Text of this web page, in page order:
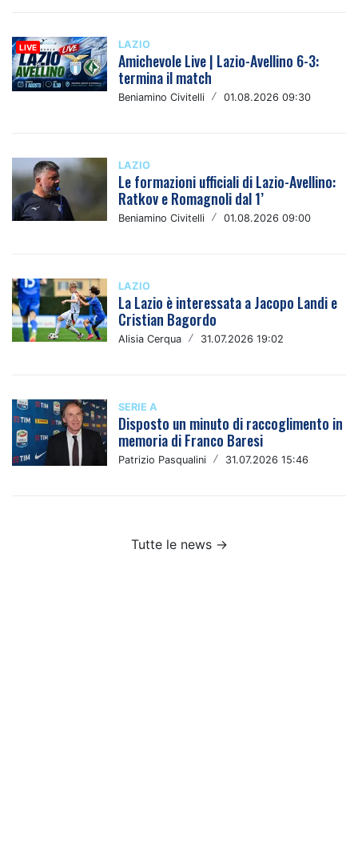
LAZIO
Amichevole Live | Lazio-Avellino 6-3:
termina il match
Beniamino Civitelli / 01.08.2026 09:30
LAZIO
Le formazioni ufficiali di Lazio-Avellino:
Ratkov e Romagnoli dal 1’
Beniamino Civitelli / 01.08.2026 09:00
LAZIO
La Lazio è interessata a Jacopo Landi e
Cristian Bagordo
Alisia Cerqua / 31.07.2026 19:02
SERIE A
Disposto un minuto di raccoglimento in
memoria di Franco Baresi
Patrizio Pasqualini / 31.07.2026 15:46
Tutte le news →